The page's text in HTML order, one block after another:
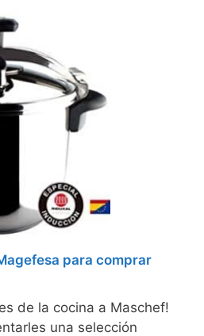
para comprar
de la cocina a Maschef!
una selección